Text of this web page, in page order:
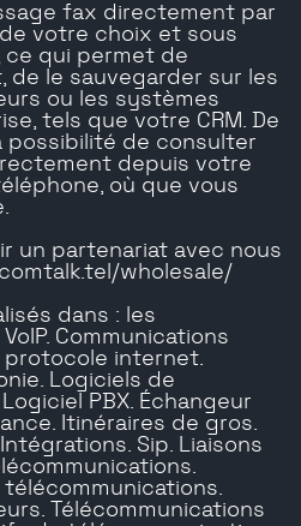
fax directement par
votre choix et sous
ce qui permet de
de le sauvegarder sur les
ou les systèmes
tels que votre CRM. De
possibilité de consulter
depuis votre
où que vous
un partenariat avec nous
wholesale/
dans : les
Communications
protocole internet.
Logiciels de
PBX. Échangeur
Itinéraires de gros.
Sip. Liaisons
Télécommunications